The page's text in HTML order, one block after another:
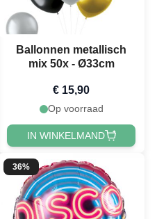
Ballonnen metallisch
mix 50x - Ø33cm
€ 15,90
Op voorraad
IN WINKELMAND
36%